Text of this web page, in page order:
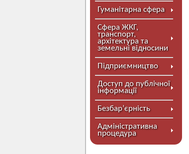
Гуманітарна сфера
Сфера ЖКГ,
транспорт,
архітектура та
земельні відносини
Підприємництво
Доступ до публічної
інформації
Безбар’єрність
Адміністративна
процедура